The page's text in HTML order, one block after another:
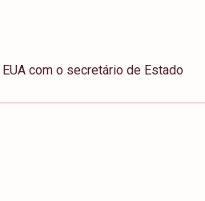
com o secretário de Estado